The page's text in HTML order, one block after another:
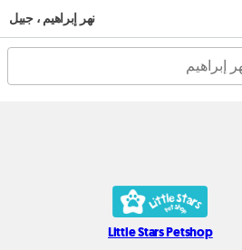
نهر إبراهيم ، جبيل
Little Stars Petshop